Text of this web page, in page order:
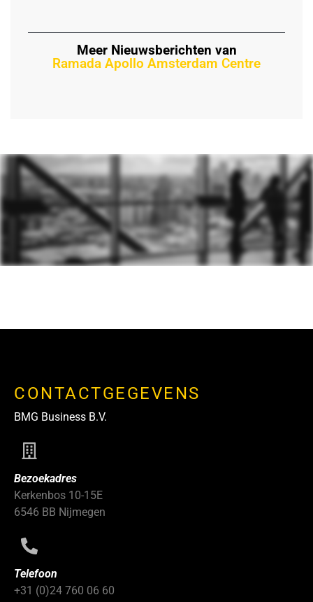
Meer Nieuwsberichten van
Ramada Apollo Amsterdam Centre
CONTACTGEGEVENS
BMG Business B.V.
Bezoekadres
Kerkenbos 10-15E
6546 BB Nijmegen
Telefoon
+31 (0)24 760 06 60